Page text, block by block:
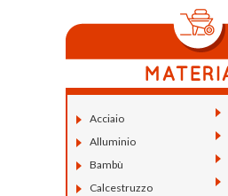
Acciaio
Alluminio
Bambù
Calcestruzzo